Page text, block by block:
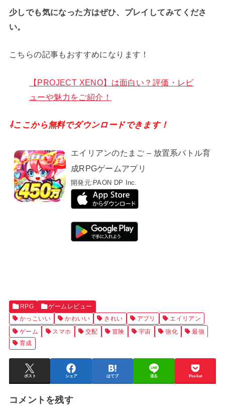
少しでも気になった方はぜひ、プレイしてみてくださ
い。
こちらの記事もおすすめになります！
【PROJECT XENO】は面白い？評価・レビ
ューや魅力をご紹介！
⇩ここから無料でダウンロードできます！
エイリアンのたまご – 放置系バトル育
成RPGゲームアプリ
開発元: PAON DP Inc.
RPG
ゲームレビュー
かっこいい
かわいい きれい アプリ
エイリアン
ゲーム
スマホ 交配 冒険 宇宙 強化
最強
育成
ポスト シェア はてブ 送る Pocket
コメントを残す